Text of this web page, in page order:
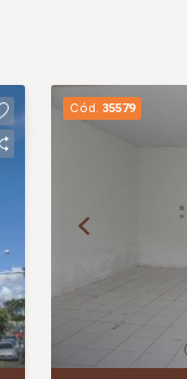
Cód. 35579